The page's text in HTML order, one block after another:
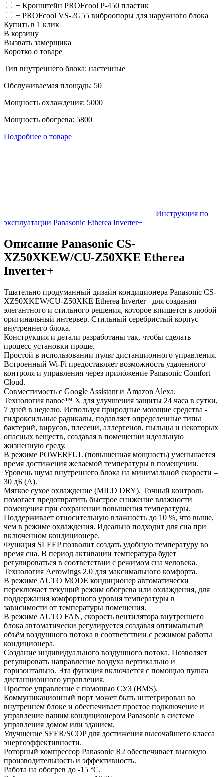
+ Кронштейн PROFcool P-450 пластик
+ PROFcool VS-2G55 виброопоры для наружного блока
Купить в 1 клик
В корзину
Вызвать замерщика
Коротко о товаре
Тип внутреннего блока: настенные
Обслуживаемая площадь: 50
Мощность охлаждения: 5000
Мощность обогрева: 5800
Подробнее о товаре
Инструкция по
эксплуатации Panasonic Etherea Inverter+
Описание Panasonic CS-
XZ50XKEW/CU-Z50XKE Etherea
Inverter+
Тщательно продуманный дизайн кондиционера Panasonic CS-
XZ50XKEW/CU-Z50XKE Etherea Inverter+ для создания
элегантного и стильного решения, которое впишется в любой
оригинальный интерьер. Стильный серебристый корпус
внутреннего блока.
Конструкция и детали разработаны так, чтобы сделать
процесс установки проще.
Простой в использовании пульт дистанционного управления.
Встроенный Wi-Fi предоставляет возможность удаленного
контроля и управления через приложение Panasonic Comfort
Cloud.
Совместимость с Google Assistant и Amazon Alexa.
Технология nanoe™ X для улучшения защиты 24 часа в сутки,
7 дней в неделю. Используя природные моющие средства -
гидроксильные радикалы, подавляет определенные типы
бактерий, вирусов, плесени, аллергенов, пыльцы и некоторых
опасных веществ, создавая в помещении идеальную
жизненную среду.
В режиме POWERFUL (повышенная мощность) уменьшается
время достижения желаемой температуры в помещении.
Уровень шума внутреннего блока на минимальной скорости –
30 дБ (А).
Мягкое сухое охлаждение (MILD DRY). Точный контроль
помогает предотвратить быстрое снижение влажности
помещения при сохранении повышения температуры.
Поддерживает относительную влажность до 10 %, что выше,
чем в режиме охлаждения. Идеально подходит для сна при
включенном кондиционере.
Функция SLEEP позволит создать удобную температуру во
время сна. В период активации температура будет
регулироваться в соответствии с режимом сна человека.
Технология Aerowings 2.0 для максимального комфорта.
В режиме AUTO MODE кондиционер автоматически
переключает текущий режим обогрева или охлаждения, для
поддержания комфортного уровня температуры в
зависимости от температуры помещения.
В режиме AUTO FAN, скорость вентилятора внутреннего
блока автоматически регулируется создавая оптимальный
объём воздушного потока в соответствии с режимом работы
кондиционера.
Создание индивидуального воздушного потока. Позволяет
регулировать направление воздуха вертикально и
горизонтально. Эта функция включается с помощью пульта
дистанционного управления.
Простое управление с помощью СУЗ (BMS).
Коммуникационный порт может быть интегрирован во
внутреннем блоке и обеспечивает простое подключение и
управление вашим кондиционером Panasonic в системе
управления домом или зданием.
Улучшение SEER/SCOP для достижения высочайшего класса
энергоэффективности.
Роторный компрессор Panasonic R2 обеспечивает высокую
производительность и эффективность.
Работа на обогрев до -15 °С.